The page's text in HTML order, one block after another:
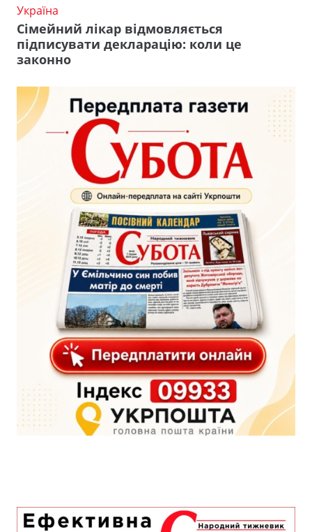
Україна
Сімейний лікар відмовляється
підписувати декларацію: коли це
законно